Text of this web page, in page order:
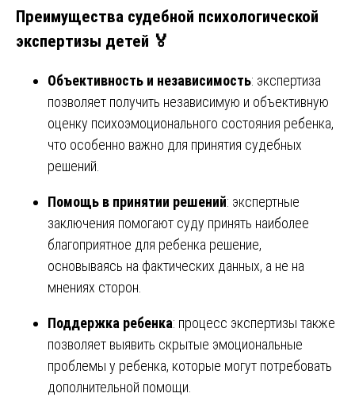
Преимущества судебной психологической
экспертизы детей 🏅
Объективность и независимость: экспертиза
позволяет получить независимую и объективную
оценку психоэмоционального состояния ребенка,
что особенно важно для принятия судебных
решений.
Помощь в принятии решений: экспертные
заключения помогают суду принять наиболее
благоприятное для ребенка решение,
основываясь на фактических данных, а не на
мнениях сторон.
Поддержка ребенка: процесс экспертизы также
позволяет выявить скрытые эмоциональные
проблемы у ребенка, которые могут потребовать
дополнительной помощи.